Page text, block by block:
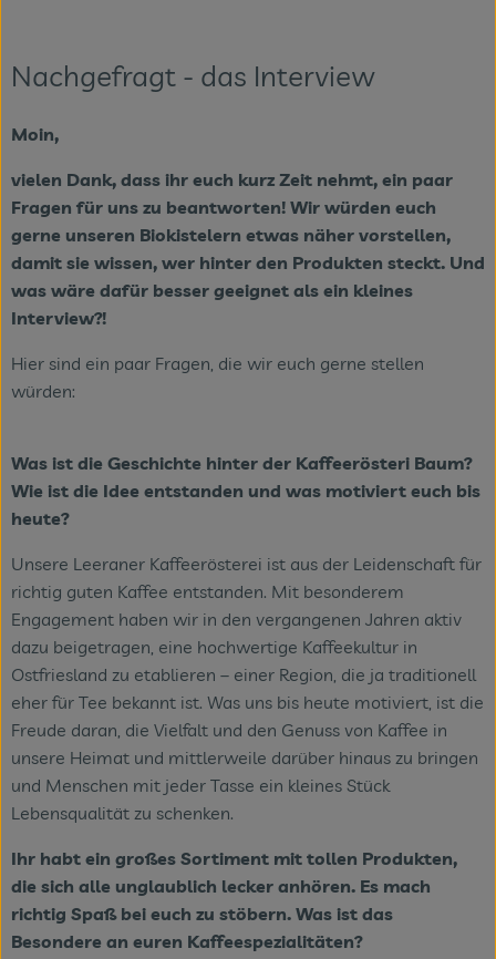
Nachgefragt - das Interview
Moin,
vielen Dank, dass ihr euch kurz Zeit nehmt, ein paar
Fragen für uns zu beantworten! Wir würden euch
gerne unseren Biokistelern etwas näher vorstellen,
damit sie wissen, wer hinter den Produkten steckt. Und
was wäre dafür besser geeignet als ein kleines
Interview?!
Hier sind ein paar Fragen, die wir euch gerne stellen
würden:
Was ist die Geschichte hinter der Kaffeerösteri Baum?
Wie ist die Idee entstanden und was motiviert euch bis
heute?
Unsere Leeraner Kaffeerösterei ist aus der Leidenschaft für
richtig guten Kaffee entstanden. Mit besonderem
Engagement haben wir in den vergangenen Jahren aktiv
dazu beigetragen, eine hochwertige Kaffeekultur in
Ostfriesland zu etablieren – einer Region, die ja traditionell
eher für Tee bekannt ist. Was uns bis heute motiviert, ist die
Freude daran, die Vielfalt und den Genuss von Kaffee in
unsere Heimat und mittlerweile darüber hinaus zu bringen
und Menschen mit jeder Tasse ein kleines Stück
Lebensqualität zu schenken.
Ihr habt ein großes Sortiment mit tollen Produkten,
die sich alle unglaublich lecker anhören. Es mach
richtig Spaß bei euch zu stöbern. Was ist das
Besondere an euren Kaffeespezialitäten?